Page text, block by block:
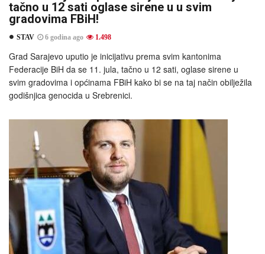
tačno u 12 sati oglase sirene u u svim
gradovima FBiH!
STAV 6 godina ago 1.498
Grad Sarajevo uputio je inicijativu prema svim kantonima
Federacije BiH da se 11. jula, tačno u 12 sati, oglase sirene u
svim gradovima i općinama FBiH kako bi se na taj način obilježila
godišnjica genocida u Srebrenici.